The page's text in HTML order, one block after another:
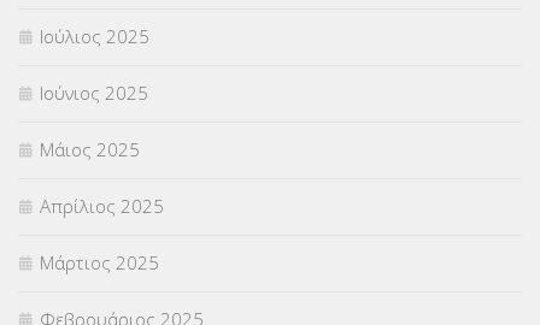
Ιούλιος 2025
Ιούνιος 2025
Μάιος 2025
Απρίλιος 2025
Μάρτιος 2025
Φεβρουάριος 2025